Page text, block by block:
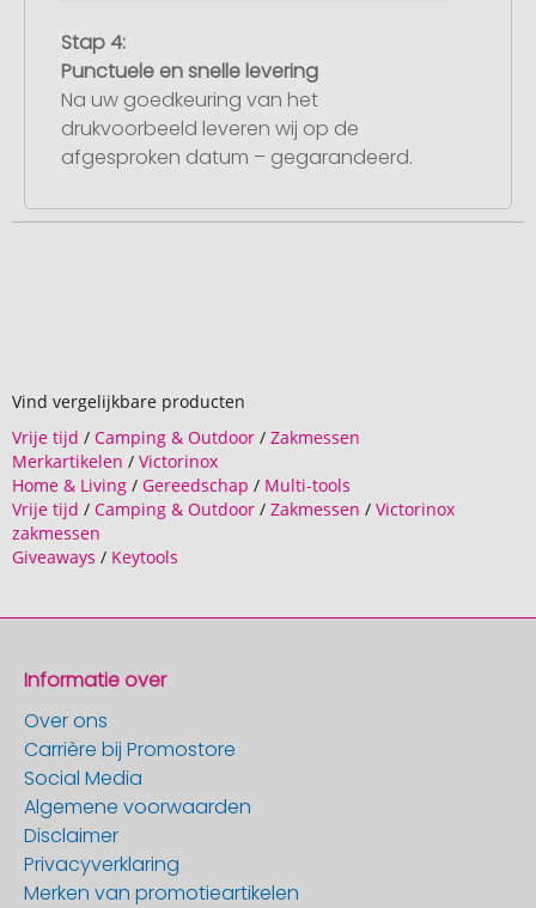
Stap 4:
Punctuele en snelle levering
Na uw goedkeuring van het
drukvoorbeeld leveren wij op de
afgesproken datum – gegarandeerd.
Vind vergelijkbare producten
Vrije tijd / Camping & Outdoor / Zakmessen
Merkartikelen / Victorinox
Home & Living / Gereedschap / Multi-tools
Vrije tijd / Camping & Outdoor / Zakmessen / Victorinox
zakmessen
Giveaways / Keytools
Informatie over
Over ons
Carrière bij Promostore
Social Media
Algemene voorwaarden
Disclaimer
Privacyverklaring
Merken van promotieartikelen